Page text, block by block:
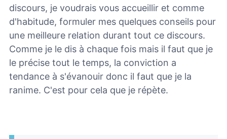
discours, je voudrais vous accueillir et comme
d'habitude, formuler mes quelques conseils pour
une meilleure relation durant tout ce discours.
Comme je le dis à chaque fois mais il faut que je
le précise tout le temps, la conviction a
tendance à s'évanouir donc il faut que je la
ranime. C'est pour cela que je répète.